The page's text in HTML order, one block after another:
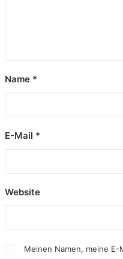
Kochen // Youtube //
Name *
E-Mail *
Website
Meinen Namen, meine